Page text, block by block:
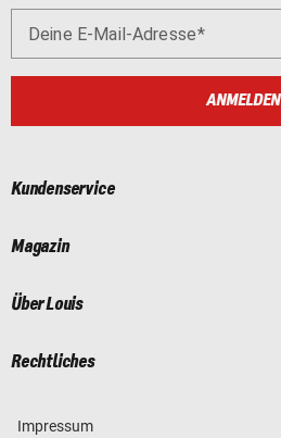
Deine E-Mail-Adresse
ANMELDEN
Kundenservice
Magazin
Über Louis
Rechtliches
Impressum